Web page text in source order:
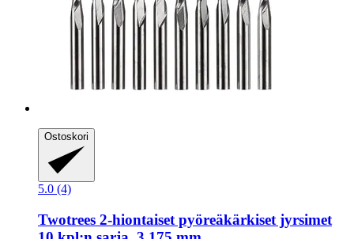
Ostoskori
5.0 (4)
Twotrees 2-​hiontaiset pyöreäkärkiset jyrsimet